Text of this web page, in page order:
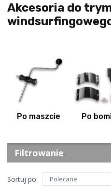
Akcesoria do
Po maszcie Po
Filtrowanie
Sortuj po: